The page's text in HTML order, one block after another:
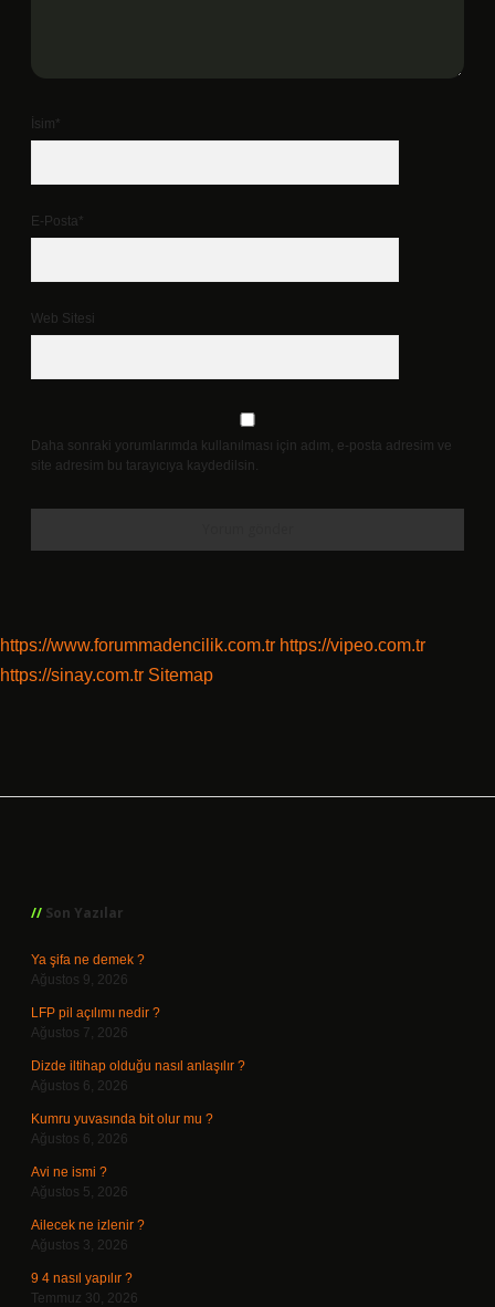
İsim*
E-Posta*
Web Sitesi
Daha sonraki yorumlarımda kullanılması için adım, e-posta adresim ve
site adresim bu tarayıcıya kaydedilsin.
https://www.forummadencilik.com.tr https://vipeo.com.tr
https://sinay.com.tr Sitemap
Son Yazılar
Ya şifa ne demek ?
Ağustos 9, 2026
LFP pil açılımı nedir ?
Ağustos 7, 2026
Dizde iltihap olduğu nasıl anlaşılır ?
Ağustos 6, 2026
Kumru yuvasında bit olur mu ?
Ağustos 6, 2026
Avi ne ismi ?
Ağustos 5, 2026
Ailecek ne izlenir ?
Ağustos 3, 2026
9 4 nasıl yapılır ?
Temmuz 30, 2026